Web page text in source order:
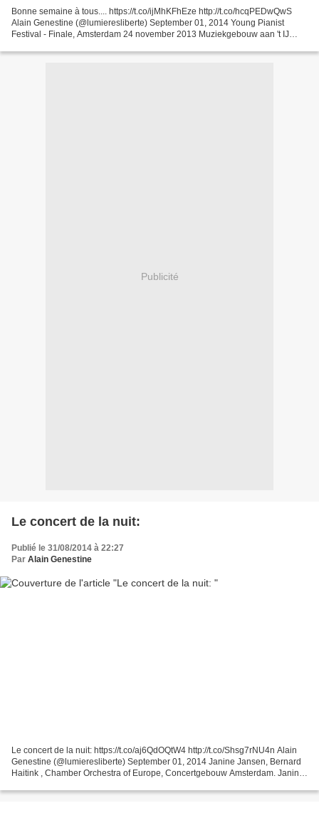
Bonne semaine à tous.... https://t.co/ijMhKFhEze http://t.co/hcqPEDwQwS
Alain Genestine (@lumieresliberte) September 01, 2014 Young Pianist
Festival - Finale, Amsterdam 24 november 2013 Muziekgebouw aan 't IJ
Publicité
Le concert de la nuit:
Publié le 31/08/2014 à 22:27
Par Alain Genestine
Le concert de la nuit: https://t.co/aj6QdOQtW4 http://t.co/Shsg7rNU4n Alain
Genestine (@lumieresliberte) September 01, 2014 Janine Jansen, Bernard
Haitink , Chamber Orchestra of Europe, Concertgebouw Amsterdam. Janine